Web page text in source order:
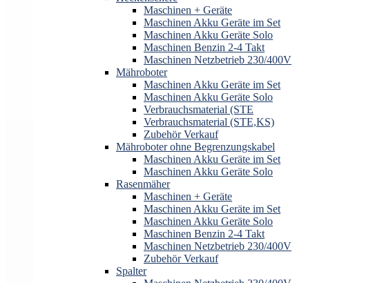
Maschinen + Geräte
Maschinen Akku Geräte im Set
Maschinen Akku Geräte Solo
Maschinen Benzin 2-4 Takt
Maschinen Netzbetrieb 230/400V
Mähroboter
Maschinen Akku Geräte im Set
Maschinen Akku Geräte Solo
Verbrauchsmaterial (STE
Verbrauchsmaterial (STE,KS)
Zubehör Verkauf
Mähroboter ohne Begrenzungskabel
Maschinen Akku Geräte im Set
Maschinen Akku Geräte Solo
Rasenmäher
Maschinen + Geräte
Maschinen Akku Geräte im Set
Maschinen Akku Geräte Solo
Maschinen Benzin 2-4 Takt
Maschinen Netzbetrieb 230/400V
Zubehör Verkauf
Spalter